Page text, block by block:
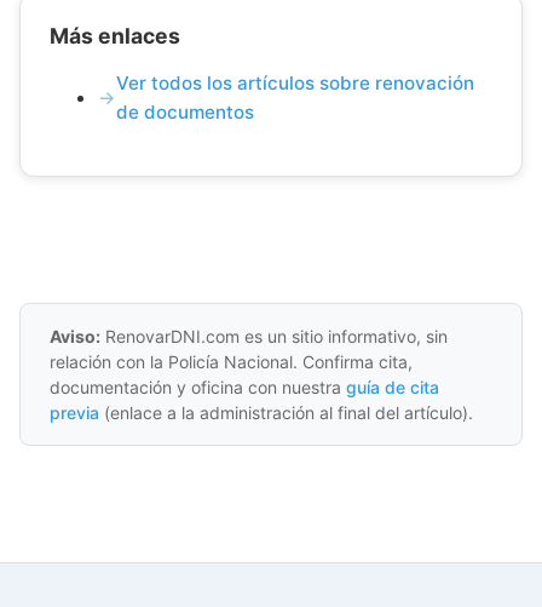
Más enlaces
Ver todos los artículos sobre renovación
de documentos
Aviso: RenovarDNI.com es un sitio informativo, sin
relación con la Policía Nacional. Confirma cita,
documentación y oficina con nuestra guía de cita
previa (enlace a la administración al final del artículo).